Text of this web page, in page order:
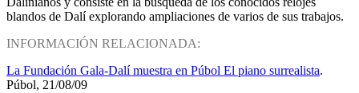
blandos de Dalí explorando ampliaciones de varios de sus trabajos.
INFORMACIÓN RELACIONADA:
La Fundación Gala-Dalí muestra en Púbol El piano surrealista.
Púbol, 21/08/09